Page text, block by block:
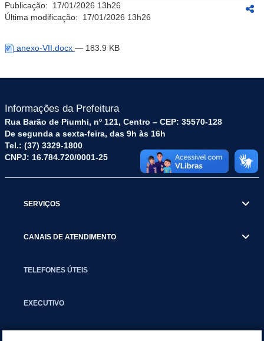
Publicação: 17/01/2026 13h26
Última modificação: 17/01/2026 13h26
anexo-VII.docx — 183.9 KB
Informações da Prefeitura
Rua Barão de Piumhi, nº 121, Centro – CEP: 35570-128
De segunda a sexta-feira, das 9h às 16h
Tel.: (37) 3329-1800
CNPJ: 16.784.720/0001-25
SERVIÇOS
CANAIS DE ATENDIMENTO
TELEFONES ÚTEIS
EXECUTIVO